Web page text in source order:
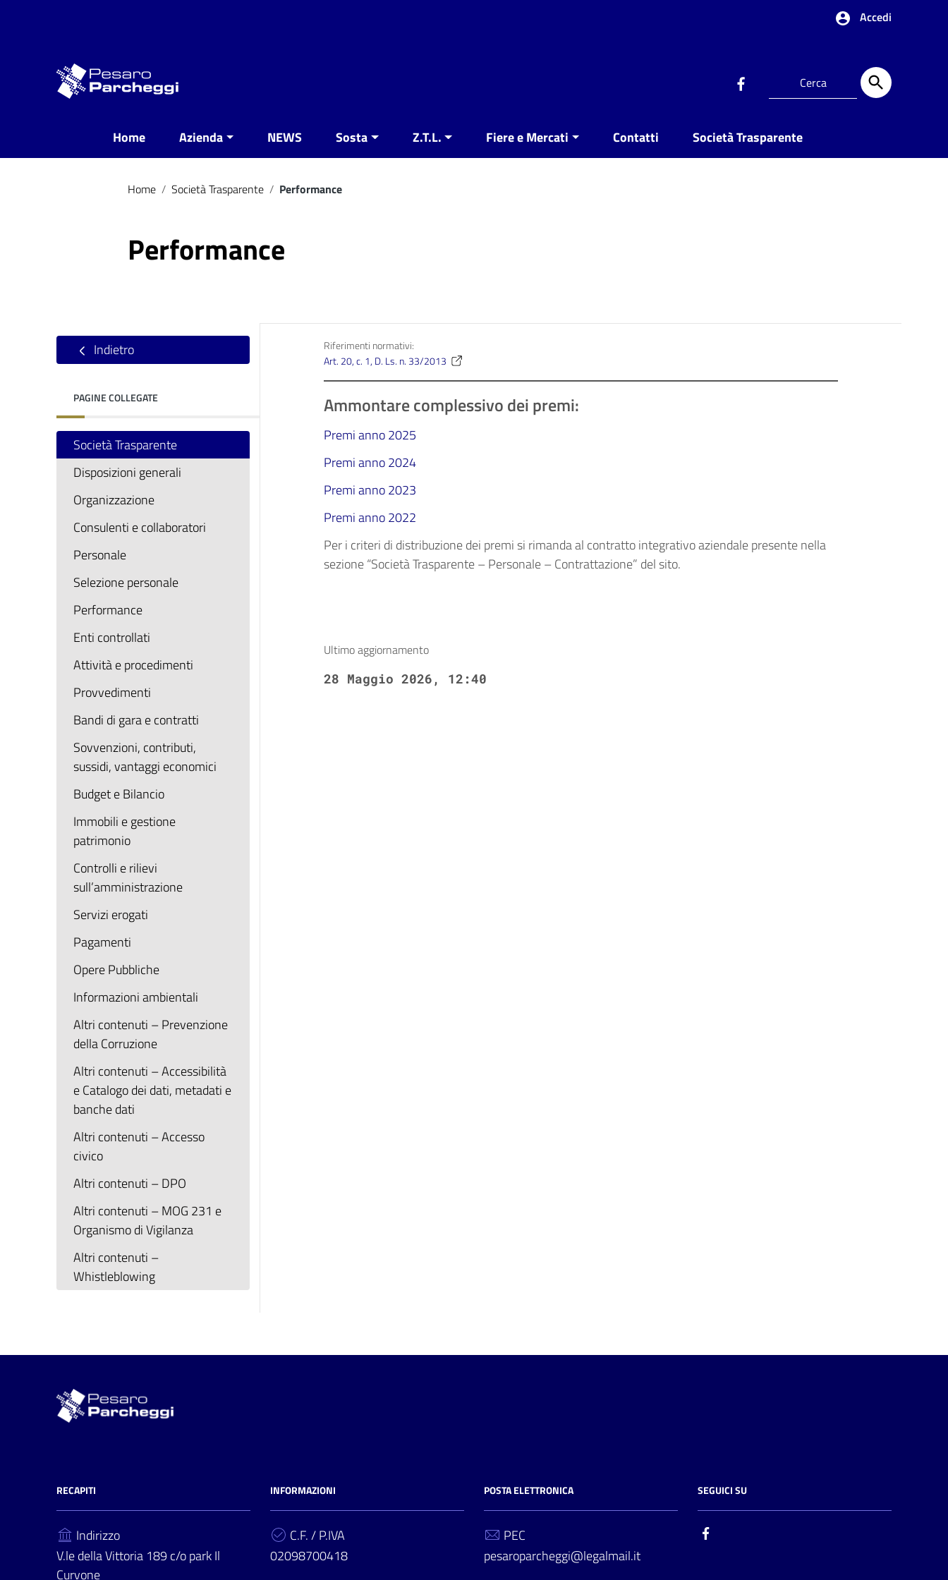
Accedi
Home Azienda NEWS Sosta Z.T.L. Fiere e Mercati Contatti Società Trasparente
Home / Società Trasparente / Performance
Performance
Indietro
PAGINE COLLEGATE
Società Trasparente
Disposizioni generali
Organizzazione
Consulenti e collaboratori
Personale
Selezione personale
Performance
Enti controllati
Attività e procedimenti
Provvedimenti
Bandi di gara e contratti
Sovvenzioni, contributi,
sussidi, vantaggi economici
Budget e Bilancio
Immobili e gestione
patrimonio
Controlli e rilievi
sull’amministrazione
Servizi erogati
Pagamenti
Opere Pubbliche
Informazioni ambientali
Altri contenuti – Prevenzione
della Corruzione
Altri contenuti – Accessibilità
e Catalogo dei dati, metadati e
banche dati
Altri contenuti – Accesso
civico
Altri contenuti – DPO
Altri contenuti – MOG 231 e
Organismo di Vigilanza
Altri contenuti –
Whistleblowing
Riferimenti normativi:
Art. 20, c. 1, D. Ls. n. 33/2013
Ammontare complessivo dei premi:
Premi anno 2025
Premi anno 2024
Premi anno 2023
Premi anno 2022
Per i criteri di distribuzione dei premi si rimanda al contratto integrativo aziendale presente nella
sezione “Società Trasparente – Personale – Contrattazione” del sito.
Ultimo aggiornamento
28 Maggio 2026, 12:40
RECAPITI
Indirizzo
V.le della Vittoria 189 c/o park Il
Curvone
INFORMAZIONI
C.F. / P.IVA
02098700418
POSTA ELETTRONICA
PEC
pesaroparcheggi@legalmail.it
SEGUICI SU